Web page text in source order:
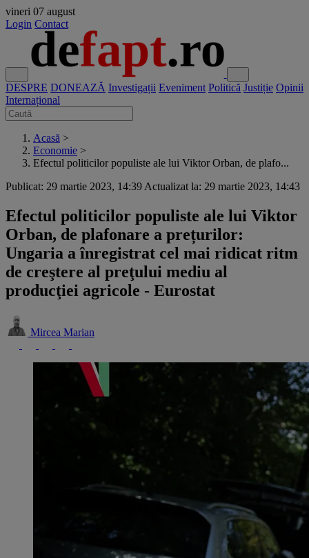
vineri 07 august
Login Contact
DESPRE DONEAZĂ Investigații Eveniment Politică Justiție Opinii
Internațional
Acasă >
Economie >
Efectul politicilor populiste ale lui Viktor Orban, de plafo...
Publicat: 29 martie 2023, 14:39 Actualizat la: 29 martie 2023, 14:43
Efectul politicilor populiste ale lui Viktor
Orban, de plafonare a prețurilor:
Ungaria a înregistrat cel mai ridicat ritm
de creştere al preţului mediu al
producţiei agricole - Eurostat
Mircea Marian